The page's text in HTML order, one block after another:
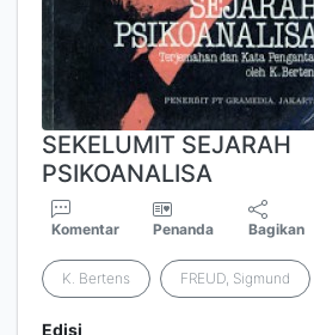
SEKELUMIT SEJARAH
PSIKOANALISA
Komentar Penanda Bagikan
K. Bertens FREUD, Sigmund
Edisi